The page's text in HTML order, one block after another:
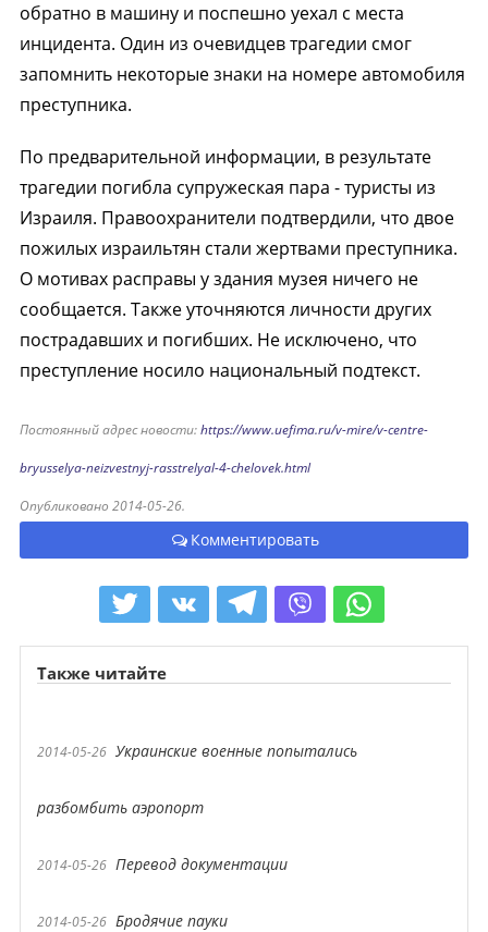
обратно в машину и поспешно уехал с места
инцидента. Один из очевидцев трагедии смог
запомнить некоторые знаки на номере автомобиля
преступника.
По предварительной информации, в результате
трагедии погибла супружеская пара - туристы из
Израиля. Правоохранители подтвердили, что двое
пожилых израильтян стали жертвами преступника.
О мотивах расправы у здания музея ничего не
сообщается. Также уточняются личности других
пострадавших и погибших. Не исключено, что
преступление носило национальный подтекст.
Постоянный адрес новости:https://www.uefima.ru/v-mire/v-centre-
bryusselya-neizvestnyj-rasstrelyal-4-chelovek.html
Опубликовано 2014-05-26.
Комментировать
Также читайте
2014-05-26 Украинские военные попытались
разбомбить аэропорт
2014-05-26 Перевод документации
2014-05-26 Бродячие пауки